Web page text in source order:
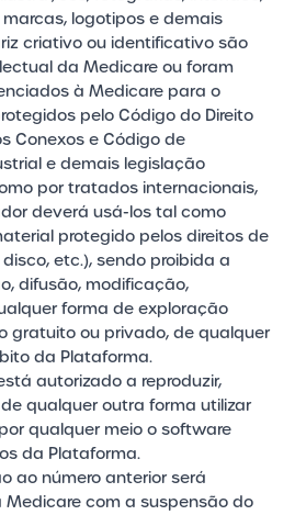
logotipos e demais
criativo ou identificativo são
da Medicare ou foram
à Medicare para o
pelo Código do Direito
Conexos e Código de
e demais legislação
por tratados internacionais,
deverá usá-los tal como
protegido pelos direitos de
etc.), sendo proibida a
difusão, modificação,
forma de exploração
gratuito ou privado, de qualquer
da Plataforma.
autorizado a reproduzir,
qualquer outra forma utilizar
qualquer meio o software
da Plataforma.
ao número anterior será
com a suspensão do